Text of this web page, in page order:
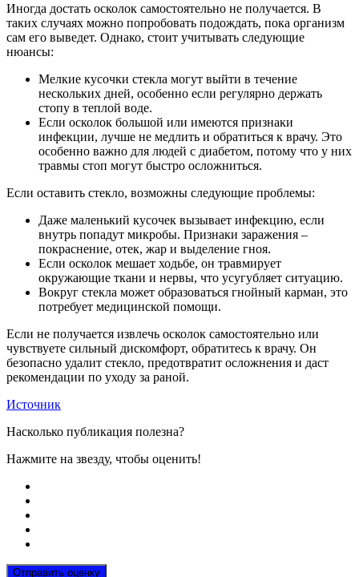
Иногда достать осколок самостоятельно не получается. В
таких случаях можно попробовать подождать, пока организм
сам его выведет. Однако, стоит учитывать следующие
нюансы:
Мелкие кусочки стекла могут выйти в течение
нескольких дней, особенно если регулярно держать
стопу в теплой воде.
Если осколок большой или имеются признаки
инфекции, лучше не медлить и обратиться к врачу. Это
особенно важно для людей с диабетом, потому что у них
травмы стоп могут быстро осложниться.
Если оставить стекло, возможны следующие проблемы:
Даже маленький кусочек вызывает инфекцию, если
внутрь попадут микробы. Признаки заражения –
покраснение, отек, жар и выделение гноя.
Если осколок мешает ходьбе, он травмирует
окружающие ткани и нервы, что усугубляет ситуацию.
Вокруг стекла может образоваться гнойный карман, это
потребует медицинской помощи.
Если не получается извлечь осколок самостоятельно или
чувствуете сильный дискомфорт, обратитесь к врачу. Он
безопасно удалит стекло, предотвратит осложнения и даст
рекомендации по уходу за раной.
Источник
Насколько публикация полезна?
Нажмите на звезду, чтобы оценить!
Отправить оценку